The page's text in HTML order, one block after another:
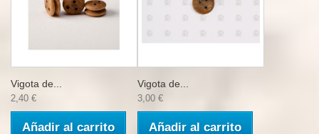
Vigota de...
2,40 €
Añadir al carrito
Vigota de...
3,00 €
Añadir al carrito